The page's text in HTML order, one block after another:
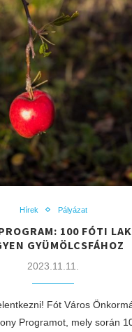
Hírek Pályázat
100 FÓTI
GYÜMÖLCSFÁHOZ
2023.11.11.
Fót Város
Programot, mely során